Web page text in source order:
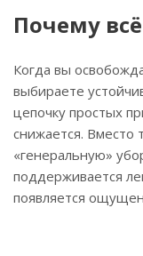
Почему
Когда вы
выбираете
цепочку простых
снижается. Вместо
«генеральную»
поддерживается
появляется